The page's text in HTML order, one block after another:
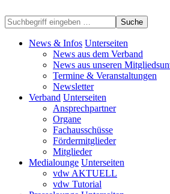
Suche
News & Infos Unterseiten
News aus dem Verband
News aus unseren
Termine & Veranstaltungen
Newsletter
Verband Unterseiten
Ansprechpartner
Organe
Fachausschüsse
Fördermitglieder
Mitglieder
Medialounge Unterseiten
vdw AKTUELL
vdw Tutorial